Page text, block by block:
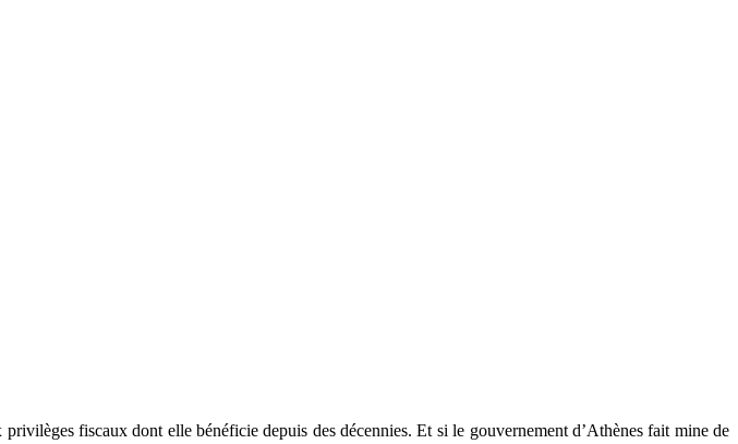
fiscaux dont elle bénéficie depuis des décennies. Et si le gouvernement d’Athènes fait mine de